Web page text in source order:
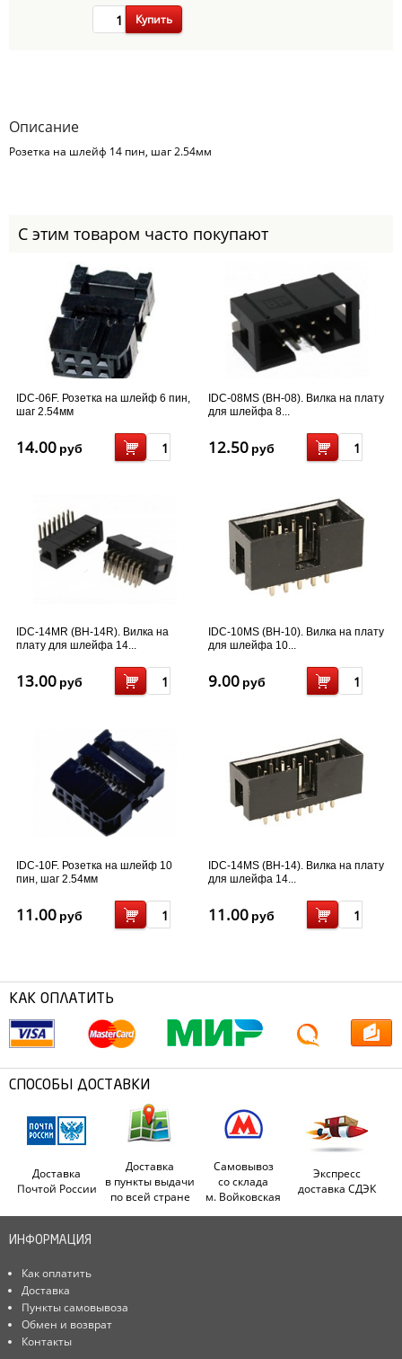
Купить
Описание
Розетка на шлейф 14 пин, шаг 2.54мм
С этим товаром часто покупают
IDC-06F. Розетка на шлейф 6 пин,
шаг 2.54мм
14.00 руб
IDC-08MS (BH-08). Вилка на плату
для шлейфа 8...
12.50 руб
IDC-14MR (BH-14R). Вилка на
плату для шлейфа 14...
13.00 руб
IDC-10MS (BH-10). Вилка на плату
для шлейфа 10...
9.00 руб
IDC-10F. Розетка на шлейф 10
пин, шаг 2.54мм
11.00 руб
IDC-14MS (BH-14). Вилка на плату
для шлейфа 14...
11.00 руб
КАК ОПЛАТИТЬ
СПОСОБЫ ДОСТАВКИ
Доставка
Почтой России
Доставка
в пункты выдачи
по всей стране
Самовывоз
со склада
м. Войковская
Экспресс
доставка СДЭК
ИНФОРМАЦИЯ
Как оплатить
Доставка
Пункты самовывоза
Обмен и возврат
Контакты